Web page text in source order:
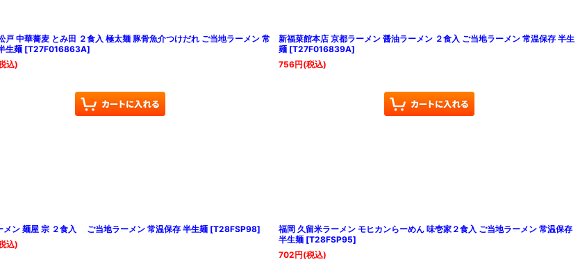
戸 中華蕎麦 とみ田 ２食入 極太麺 豚骨魚介つけだれ ご当地ラーメン 常
生麺 [T27F016863A]
込)
新福菜館本店 京都ラーメン 醤油ラーメン ２食入 ご当地ラーメン 常温保存 半生
麺 [T27F016839A]
756円(税込)
メン 麺屋 宗 ２食入 ご当地ラーメン 常温保存 半生麺 [T28FSP98]
込)
福岡 久留米ラーメン モヒカンらーめん 味壱家２食入 ご当地ラーメン 常温保存
半生麺 [T28FSP95]
702円(税込)